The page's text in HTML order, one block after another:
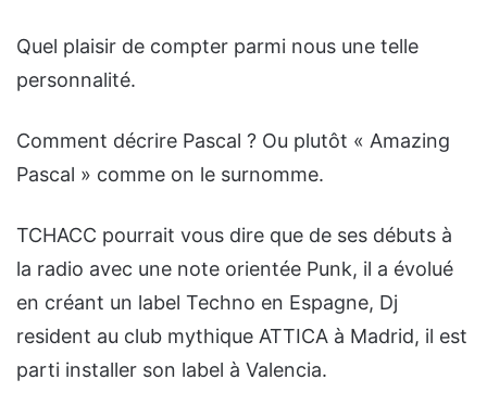
Quel plaisir de compter parmi nous une telle
personnalité.
Comment décrire Pascal ? Ou plutôt « Amazing
Pascal » comme on le surnomme.
TCHACC pourrait vous dire que de ses débuts à
la radio avec une note orientée Punk, il a évolué
en créant un label Techno en Espagne, Dj
resident au club mythique ATTICA à Madrid, il est
parti installer son label à Valencia.